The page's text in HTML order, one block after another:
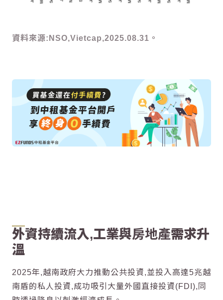
資料來源:NSO,Vietcap,2025.08.31。
外資持續流入,工業與房地產需求升
溫
2025年,越南政府大力推動公共投資,並投入高達5兆越
南盾的私人投資,成功吸引大量外國直接投資(FDI),同